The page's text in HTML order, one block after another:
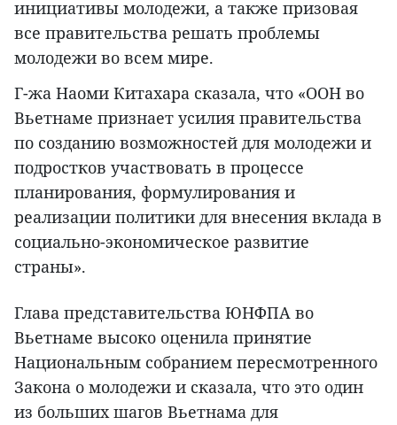
инициативы молодежи, а также призовая
все правительства решать проблемы
молодежи во всем мире.
Г-жа Наоми Китахара сказала, что «ООН во
Вьетнаме признает усилия правительства
по созданию возможностей для молодежи и
подростков участвовать в процессе
планирования, формулирования и
реализации политики для внесения вклада в
социально-экономическое развитие
страны».
Глава представительства ЮНФПА во
Вьетнаме высоко оценила принятие
Национальным собранием пересмотренного
Закона о молодежи и сказала, что это один
из больших шагов Вьетнама для